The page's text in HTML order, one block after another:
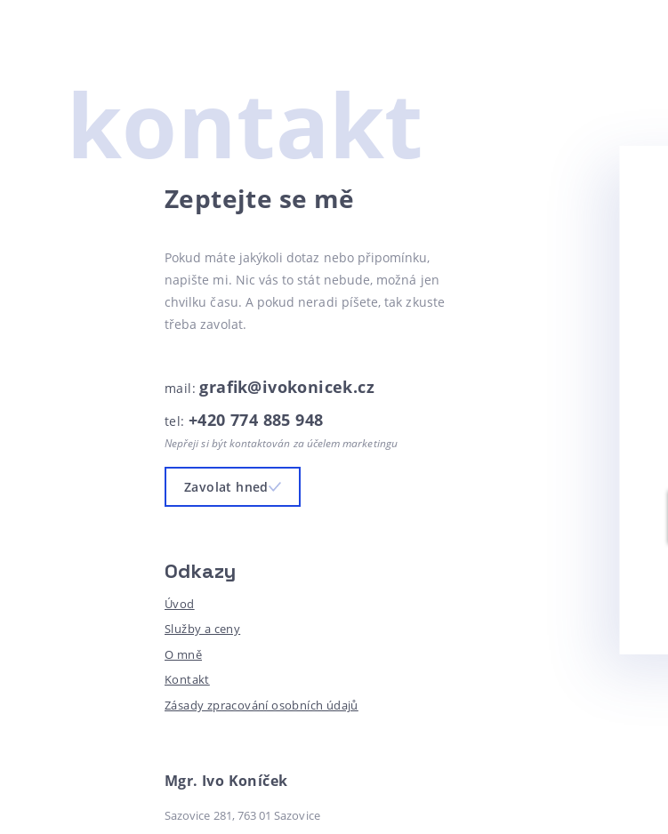
kontakt
Zeptejte se mě
Pokud máte jakýkoli dotaz nebo připomínku,
napište mi. Nic vás to stát nebude, možná jen
chvilku času. A pokud neradi píšete, tak zkuste
třeba zavolat.
mail:grafik@ivokonicek.cz
tel: +420 774 885 948
Nepřeji si být kontaktován za účelem marketingu
Zavolat hned
Odkazy
Úvod
Služby a ceny
O mně
Kontakt
Zásady zpracování osobních údajů
Mgr. Ivo Koníček
Sazovice 281, 763 01 Sazovice